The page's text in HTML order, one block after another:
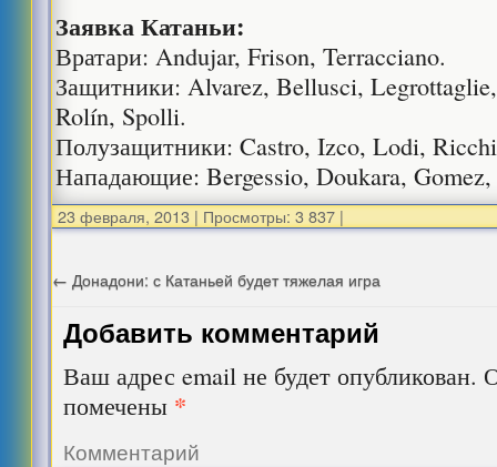
Заявка Катаньи:
Вратари: Andujar, Frison, Terracciano.
Защитники: Alvarez, Bellusci,
Rolín, Spolli.
Полузащитники: Castro, Izco, Lodi,
Нападающие: Bergessio, Doukara,
23 февраля, 2013 | Просмотры: 3 837 |
← Донадони: с Катаньей будет тяжелая игра
Добавить комментарий
Ваш адрес email не будет опубликован.
помечены *
Комментарий